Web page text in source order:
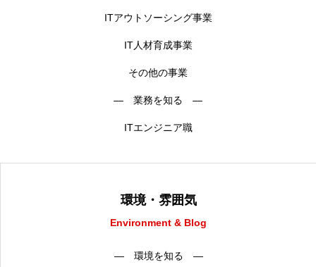
ITアウトソーシング事業
IT人材育成事業
その他の事業
― 業務を知る ―
ITエンジニア職
環境・雰囲気
Environment & Blog
― 環境を知る ―